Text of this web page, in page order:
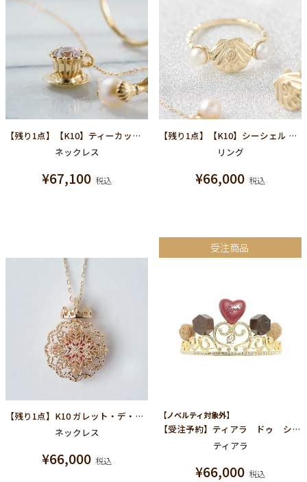
【残り1点】【K10】ティーカップ ネックレス
ネックレス
¥67,100 税込
【残り1点】【K10】シーシェル リング
リング
¥66,000 税込
【残り1点】K10 ガレット・デ・ロワ ネックレス
ネックレス
¥66,000 税込
受注商品
【ノベルティ対象外】
【受注予約】ティアラ ドゥ ショコラ ルージュショコラ【ゴールドカラー 】
ティアラ
¥66,000 税込